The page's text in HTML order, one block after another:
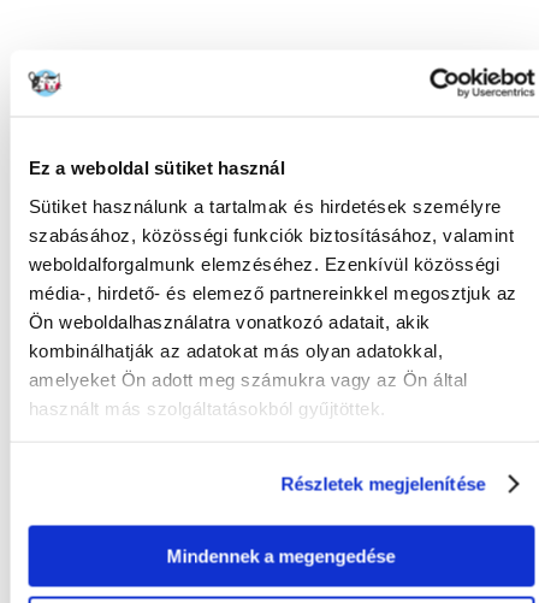
Ez a weboldal sütiket használ
Sütiket használunk a tartalmak és hirdetések személyre
szabásához, közösségi funkciók biztosításához, valamint
weboldalforgalmunk elemzéséhez. Ezenkívül közösségi
média-, hirdető- és elemező partnereinkkel megosztjuk az
Ön weboldalhasználatra vonatkozó adatait, akik
kombinálhatják az adatokat más olyan adatokkal,
amelyeket Ön adott meg számukra vagy az Ön által
használt más szolgáltatásokból gyűjtöttek.
Részletek megjelenítése
Mindennek a megengedése
Táplálási ajánlások:
Súly Dózis
1-2kg 25-45g
2-3kg 40-65g
7-8kg 100-145g